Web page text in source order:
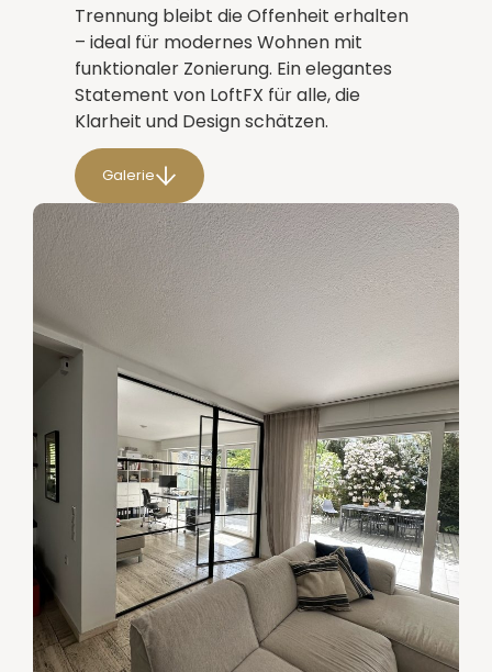
Trennung bleibt die Offenheit erhalten
– ideal für modernes Wohnen mit
funktionaler Zonierung. Ein elegantes
Statement von LoftFX für alle, die
Klarheit und Design schätzen.
Galerie